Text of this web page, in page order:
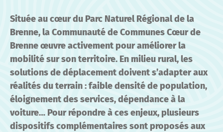
Située au cœur du Parc Naturel Régional de la
Brenne, la Communauté de Communes Cœur de
Brenne œuvre activement pour améliorer la
mobilité sur son territoire. En milieu rural, les
solutions de déplacement doivent s’adapter aux
réalités du terrain : faible densité de population,
éloignement des services, dépendance à la
voiture… Pour répondre à ces enjeux, plusieurs
dispositifs complémentaires sont proposés aux